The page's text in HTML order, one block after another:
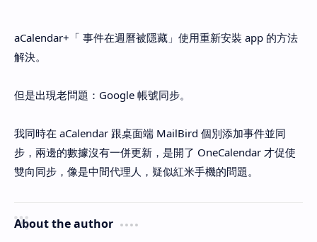
aCalendar+「 事件在週曆被隱藏」使用重新安裝 app 的方法
解決。
但是出現老問題：Google 帳號同步。
我同時在 aCalendar 跟桌面端 MailBird 個別添加事件並同
步，兩邊的數據沒有一併更新，是開了 OneCalendar 才促使
雙向同步，像是中間代理人，疑似紅米手機的問題。
About the author